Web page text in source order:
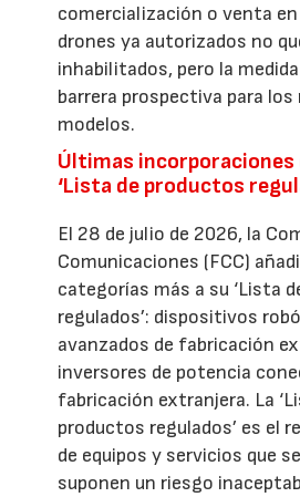
comercialización o venta en
drones ya autorizados no
inhabilitados, pero la
barrera prospectiva para los
modelos.
Últimas incorporaciones
‘Lista de productos
El 28 de julio de 2026, la
Comunicaciones (FCC)
categorías más a su ‘Lista
regulados’: dispositivos
avanzados de fabricación
inversores de potencia
fabricación extranjera. La
productos regulados’ es el
de equipos y servicios que
suponen un riesgo